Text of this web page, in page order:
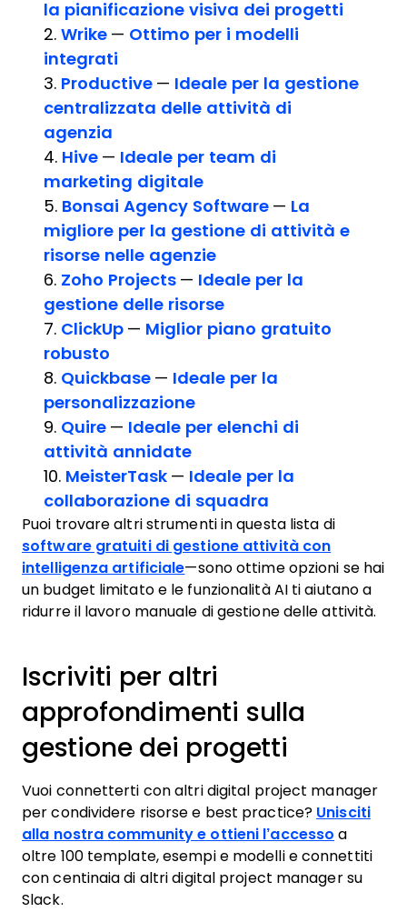
la pianificazione visiva dei progetti
2. Wrike — Ottimo per i modelli
integrati
3. Productive — Ideale per la gestione
centralizzata delle attività di
agenzia
4. Hive — Ideale per team di
marketing digitale
5. Bonsai Agency Software — La
migliore per la gestione di attività e
risorse nelle agenzie
6. Zoho Projects — Ideale per la
gestione delle risorse
7. ClickUp — Miglior piano gratuito
robusto
8. Quickbase — Ideale per la
personalizzazione
9. Quire — Ideale per elenchi di
attività annidate
10. MeisterTask — Ideale per la
collaborazione di squadra
Puoi trovare altri strumenti in questa lista di
software gratuiti di gestione attività con
intelligenza artificiale—sono ottime opzioni se hai
un budget limitato e le funzionalità AI ti aiutano a
ridurre il lavoro manuale di gestione delle attività.
Iscriviti per altri
approfondimenti sulla
gestione dei progetti
Vuoi connetterti con altri digital project manager
per condividere risorse e best practice? Unisciti
alla nostra community e ottieni l’accesso a
oltre 100 template, esempi e modelli e connettiti
con centinaia di altri digital project manager su
Slack.